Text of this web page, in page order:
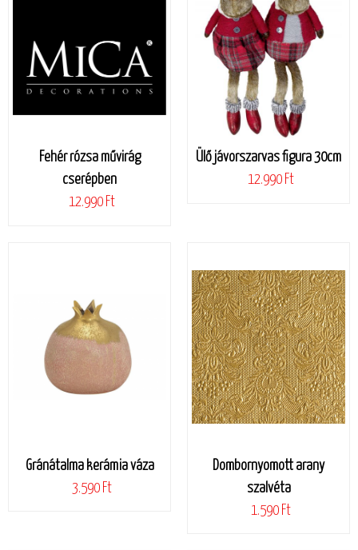
Fehér rózsa művirág
cserépben
12.990 Ft
Ülő jávorszarvas figura 30cm
12.990 Ft
Gránátalma kerámia váza
3.590 Ft
Dombornyomott arany
szalvéta
1.590 Ft